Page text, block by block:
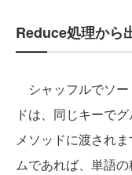
Reduce処理から
シャッフルでソー
ドは、同じキーで
メソッドに渡され
ムであれば、単語